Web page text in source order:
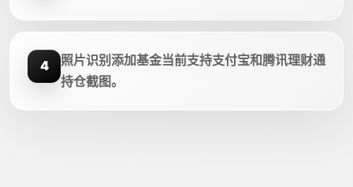
4
照片识别添加基金当前支持支付宝和腾讯理财通
持仓截图。